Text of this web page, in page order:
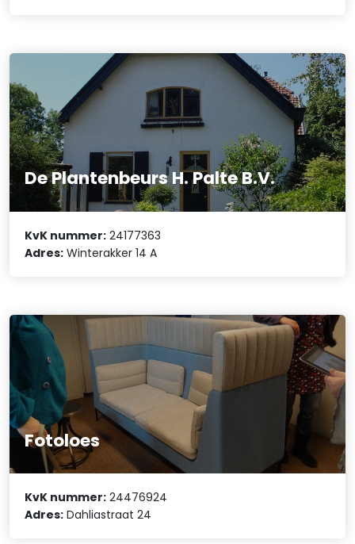
De Plantenbeurs H. Palte B.V.
KvK nummer: 24177363
Adres: Winterakker 14 A
Fotoloes
KvK nummer: 24476924
Adres: Dahliastraat 24